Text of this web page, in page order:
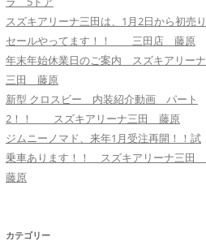
スズキアリーナ三田は、1月2日から初売り
セールやってます！！ 三田店 藤原
年末年始休業日のご案内 スズキアリーナ
三田 藤原
新型 クロスビー 内装紹介動画 パート
2！！ スズキアリーナ三田 藤原
ジムニーノマド、来年1月受注再開！！試
乗車あります！！ スズキアリーナ三田
藤原
カテゴリー